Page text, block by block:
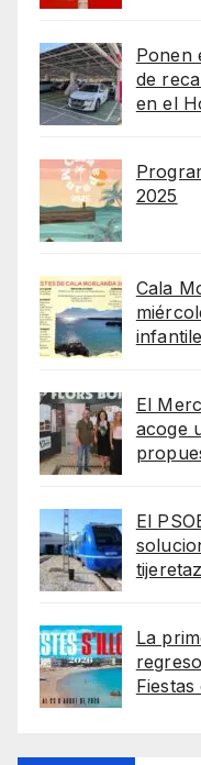
Ponen
de
en el
2025
Cala
El
acoge
El
La